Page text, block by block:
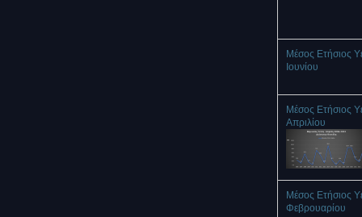
Μέσος Ετήσιος
Ιουνίου
Μέσος Ετήσιος
Απριλίου
Μέσος Ετήσιος
Φεβρουαρίου